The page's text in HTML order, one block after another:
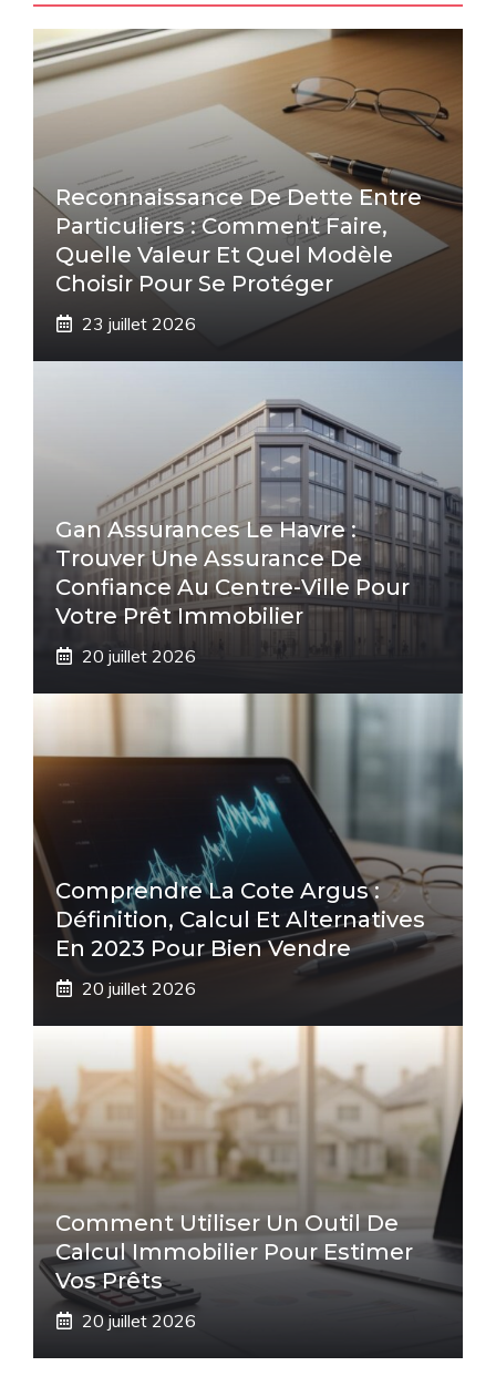
Reconnaissance De Dette Entre
Particuliers : Comment Faire,
Quelle Valeur Et Quel Modèle
Choisir Pour Se Protéger
23 juillet 2026
Gan Assurances Le Havre :
Trouver Une Assurance De
Confiance Au Centre-Ville Pour
Votre Prêt Immobilier
20 juillet 2026
Comprendre La Cote Argus :
Définition, Calcul Et Alternatives
En 2023 Pour Bien Vendre
20 juillet 2026
Comment Utiliser Un Outil De
Calcul Immobilier Pour Estimer
Vos Prêts
20 juillet 2026